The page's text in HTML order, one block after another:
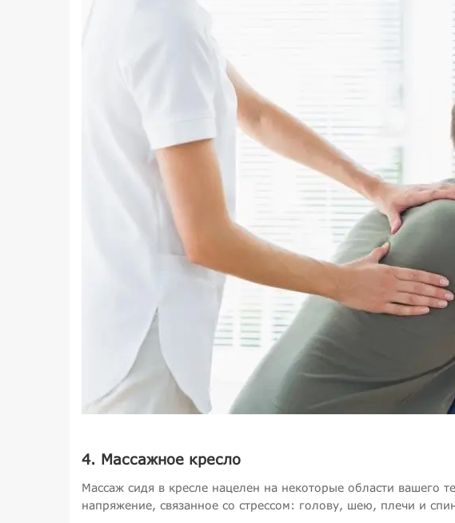
4. Массажное кресло
Массаж сидя в кресле нацелен на некоторые области вашего
напряжение, связанное со стрессом: голову, шею, плечи и